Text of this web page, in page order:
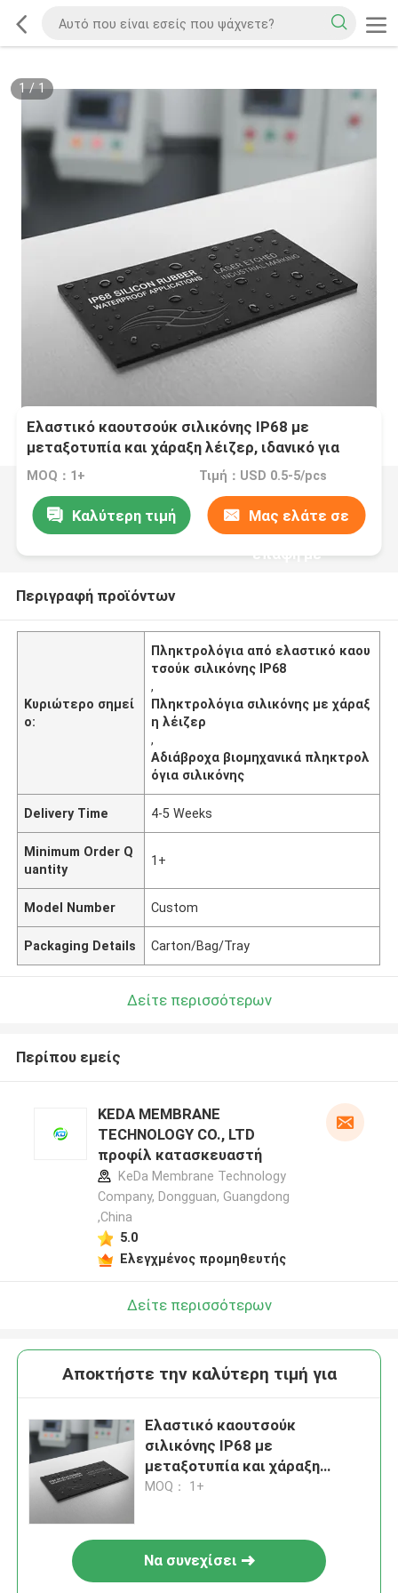
1/1
Ελαστικό καουτσούκ σιλικόνης IP68 με
μεταξοτυπία και χάραξη λέιζερ, ιδανικό για
αδιάβροχες εφαρμογές και προσαρμοσμένη
MOQ：1+ Τιμή：USD 0.5-5/pcs
Καλύτερη τιμή Μας ελάτε σε
επαφή με
Περιγραφή προϊόντων
Κυριώτερο σημεί
ο:
Πληκτρολόγια από ελαστικό καου
τσούκ σιλικόνης IP68
,
Πληκτρολόγια σιλικόνης με χάραξ
η λέιζερ
,
Αδιάβροχα βιομηχανικά πληκτρολ
όγια σιλικόνης
Delivery Time 4-5 Weeks
Minimum Order Q
uantity
1+
Model Number Custom
Packaging Details Carton/Bag/Tray
Δείτε περισσότερων
Περίπου εμείς
KEDA MEMBRANE
TECHNOLOGY CO., LTD
προφίλ κατασκευαστή
KeDa Membrane Technology
Company, Dongguan, Guangdong
,China
5.0
Ελεγχμένος προμηθευτής
Δείτε περισσότερων
Αποκτήστε την καλύτερη τιμή για
Ελαστικό καουτσούκ
σιλικόνης IP68 με
μεταξοτυπία και χάραξη
λέιζερ, ιδανικό για αδιάβροχες
MOQ： 1+
Να συνεχίσει